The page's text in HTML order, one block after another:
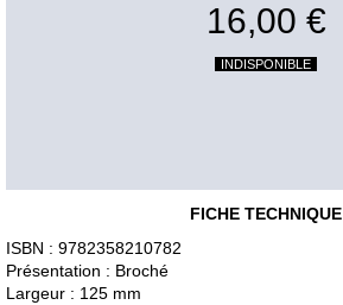
16,00 €
INDISPONIBLE
FICHE TECHNIQUE
ISBN : 9782358210782
Présentation : Broché
Largeur : 125 mm